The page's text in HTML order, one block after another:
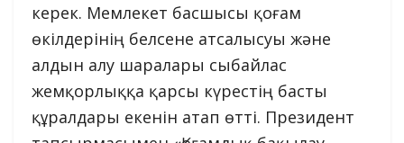
керек. Мемлекет басшысы қоғам
өкілдерінің белсене атсалысуы және
алдын алу шаралары сыбайлас
жемқорлыққа қарсы күрестің басты
құралдары екенін атап өтті. Президент